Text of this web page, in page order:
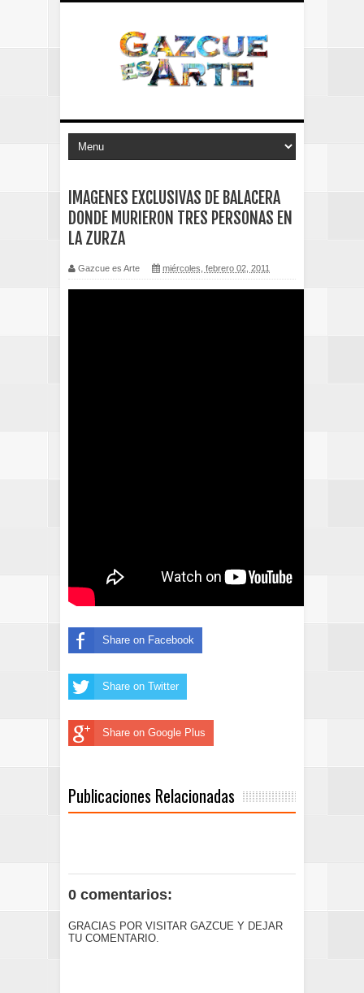
IMAGENES EXCLUSIVAS DE BALACERA
DONDE MURIERON TRES PERSONAS EN
LA ZURZA
Gazcue es Arte miércoles, febrero 02, 2011
Share on Facebook
Share on Twitter
Share on Google Plus
Publicaciones Relacionadas
0 comentarios:
GRACIAS POR VISITAR GAZCUE Y DEJAR
TU COMENTARIO.